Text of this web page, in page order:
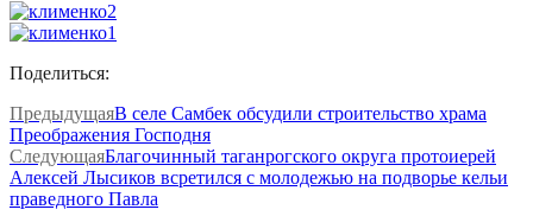
Поделиться:
ПредыдущаяВ селе Самбек обсудили строительство храма
Преображения Господня
СледующаяБлагочинный таганрогского округа протоиерей
Алексей Лысиков всретился с молодежью на подворье кельи
праведного Павла